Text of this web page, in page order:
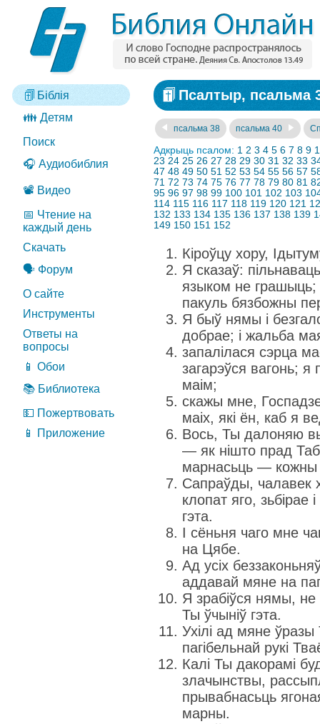
Біблія
👪 Детям
Поиск
🎧 Аудиобиблия
📽️ Видео
📅 Чтение на
каждый день
Скачать
🗣️ Форум
О сайте
Инструменты
Ответы на
вопросы
📱 Обои
📚 Библиотека
💵 Пожертвовать
📱 Приложение
Псалтыр, псальма
псальма 38 псальма 40
Адкрыць псалом: 1 2 3 4 5 6 7 8 9
23 24 25 26 27 28 29 30 31 32 33
47 48 49 50 51 52 53 54 55 56 57
71 72 73 74 75 76 77 78 79 80 81
95 96 97 98 99 100 101 102 103
114 115 116 117 118 119 120 121
132 133 134 135 136 137 138 139
149 150 151 152
Кіроўцу хору,
Я сказаў:
языком не
пакуль бязбожны
Я быў нямы і
добрае; і жальба
запалілася сэрца
загарэўся вагонь;
маім;
скажы мне,
маіх, які ён, каб я
Вось, Ты далоняю
— як нішто прад
марнасьць —
Сапраўды, чалавек
клопат яго, зьбірае
гэта.
І сёньня чаго мне
на Цябе.
Ад усіх
аддавай мяне на
Я зрабіўся нямы,
Ты ўчыніў гэта.
Ухілі ад мяне
пагібельнай рукі
Калі Ты дакорамі
злачынствы,
прывабнасьць
марны.